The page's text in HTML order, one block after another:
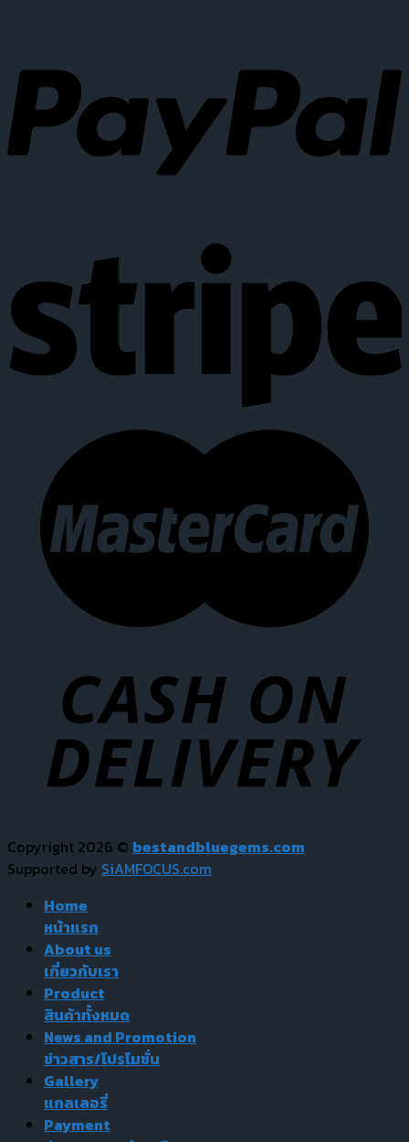
Copyright 2026 © bestandbluegems.com
Supported by SiAMFOCUS.com
Home
หน้าแรก
About us
เกี่ยวกับเรา
Product
สินค้าทั้งหมด
News and Promotion
ข่าวสาร/โปรโมชั่น
Gallery
แกลเลอรี่
Payment